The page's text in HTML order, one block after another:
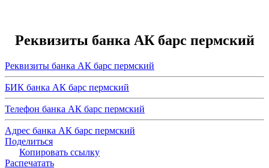
Реквизиты банка АК барс пермский
Реквизиты банка АК барс пермский
БИК банка АК барс пермский
Телефон банка АК барс пермский
Адрес банка АК барс пермский
Поделиться
Копировать ссылку
Распечатать